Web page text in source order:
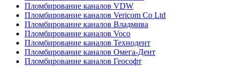
Пломбирование каналов VDW
Пломбирование каналов Vericom Co Ltd
Пломбирование каналов Владмива
Пломбирование каналов Voco
Пломбирование каналов Технодент
Пломбирование каналов Омега-Дент
Пломбирование каналов Геософт